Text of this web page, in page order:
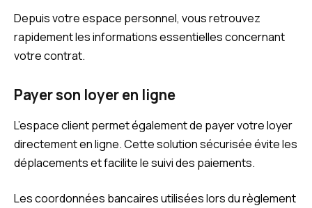
Depuis votre espace personnel, vous retrouvez
rapidement les informations essentielles concernant
votre contrat.
Payer son loyer en ligne
L’espace client permet également de payer votre loyer
directement en ligne. Cette solution sécurisée évite les
déplacements et facilite le suivi des paiements.
Les coordonnées bancaires utilisées lors du règlement